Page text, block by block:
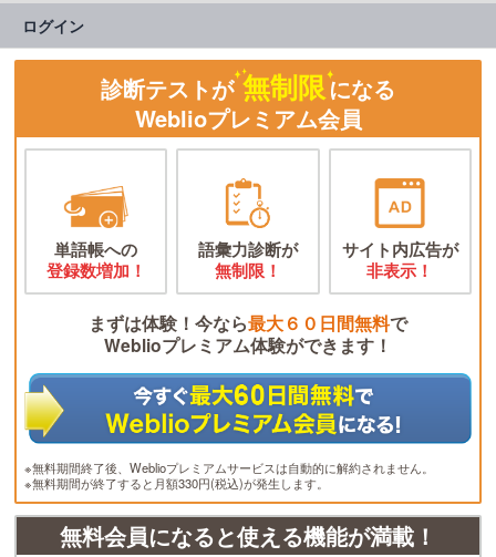
ログイン
診断テストが 無制限になる
Weblioプレミアム会員
単語帳への
登録数増加！
語彙力診断が
無制限！
サイト内広告が
非表示！
まずは体験！今なら最大６０日間無料で
Weblioプレミアム体験ができます！
※無料期間終了後、Weblioプレミアムサービスは自動的に解約されません。
※無料期間が終了すると月額330円(税込)が発生します。
無料会員になると使える機能が満載！